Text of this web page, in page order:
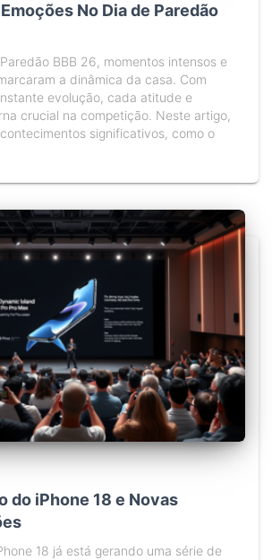
No Dia de Paredão
BBB 26, momentos intensos e
a dinâmica da casa. Com
evolução, cada atitude e
crucial na competição. Neste artigo,
significativos, como o
do iPhone 18 e Novas
18 já está gerando uma série de